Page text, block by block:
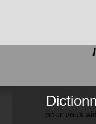
pour vous